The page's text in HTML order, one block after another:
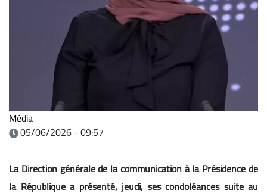
Média
05/06/2026 - 09:57
La Direction générale de la communication à la Présidence de
la République a présenté, jeudi, ses condoléances suite au